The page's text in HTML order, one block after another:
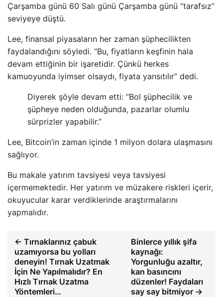
Çarşamba günü 60 Salı günü Çarşamba günü “tarafsız”
seviyeye düştü.
Lee, finansal piyasaların her zaman şüphecilikten
faydalandığını söyledi. “Bu, fiyatların keşfinin hala
devam ettiğinin bir işaretidir. Çünkü herkes
kamuoyunda iyimser olsaydı, fiyata yansıtılır” dedi.
Diyerek şöyle devam etti: “Bol şüphecilik ve
şüpheye neden olduğunda, pazarlar olumlu
sürprizler yapabilir.”
Lee, Bitcoin’in zaman içinde 1 milyon dolara ulaşmasını
sağlıyor.
Bu makale yatırım tavsiyesi veya tavsiyesi
içermemektedir. Her yatırım ve müzakere riskleri içerir,
okuyucular karar verdiklerinde araştırmalarını
yapmalıdır.
← Tırnaklarınız çabuk
uzamıyorsa bu yolları
deneyin! Tırnak Uzatmak
İçin Ne Yapılmalıdır? En
Hızlı Tırnak Uzatma
Yöntemleri…
Binlerce yıllık şifa
kaynağı:
Yorgunluğu azaltır,
kan basıncını
düzenler! Faydaları
say say bitmiyor →